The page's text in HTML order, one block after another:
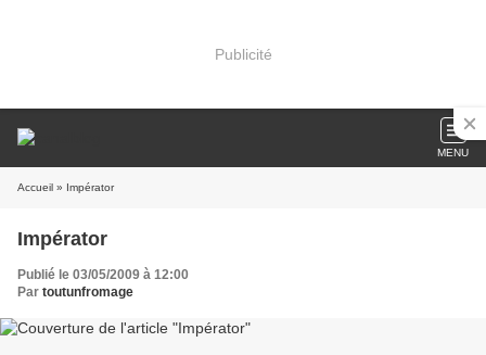
Publicité
MENU
Accueil » Impérator
Impérator
Publié le 03/05/2009 à 12:00
Par toutunfromage